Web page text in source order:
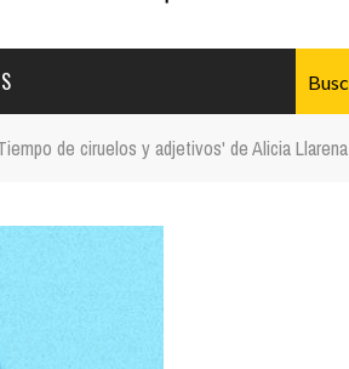
FESTIVAL 2026
DE CUENTO
de ciruelos y adjetivos' de Alicia Llarena